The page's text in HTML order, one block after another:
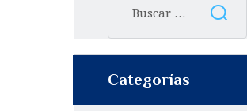
Categorías